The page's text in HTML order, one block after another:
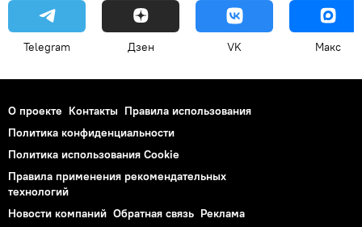
Telegram Дзен VK Макс
О проекте Контакты Правила использования
Политика конфиденциальности
Политика использования Cookie
Правила применения рекомендательных
технологий
Новости компаний Обратная связь Реклама